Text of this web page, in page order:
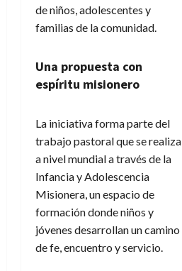
de niños, adolescentes y
familias de la comunidad.
Una propuesta con
espíritu misionero
La iniciativa forma parte del
trabajo pastoral que se realiza
a nivel mundial a través de la
Infancia y Adolescencia
Misionera, un espacio de
formación donde niños y
jóvenes desarrollan un camino
de fe, encuentro y servicio.